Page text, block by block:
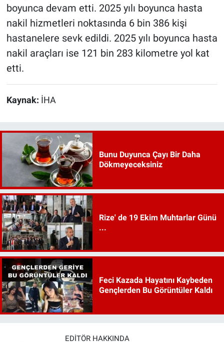
boyunca devam etti. 2025 yılı boyunca hasta
nakil hizmetleri noktasında 6 bin 386 kişi
hastanelere sevk edildi. 2025 yılı boyunca hasta
nakil araçları ise 121 bin 283 kilometre yol kat
etti.
Kaynak: İHA
Bunu Duyunca Çayı Bir Daha
Dökmeyeceksiniz
Rize' de 19 Ekim Muhtarlar Günü
...
Feci Kazada Hayatını Kaybeden
Gençlerden Bu Görüntüler Kaldı
EDITÖR HAKKINDA